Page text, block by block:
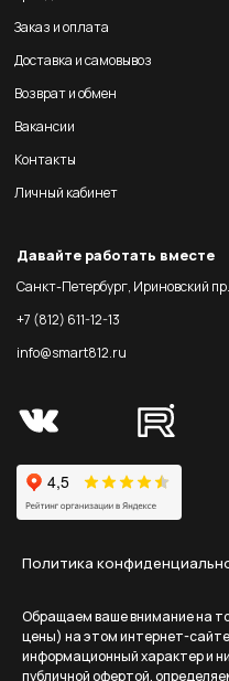
Заказ и оплата
Доставка и самовывоз
Возврат и обмен
Вакансии
Контакты
Личный кабинет
Давайте работать вместе
Санкт-Петербург, Ириновский
+7 (812) 611-12-13
info@smart812.ru
Политика
Обращаем ваше внимание на
цены) на этом интернет-
информационный характер и
публичной офертой,